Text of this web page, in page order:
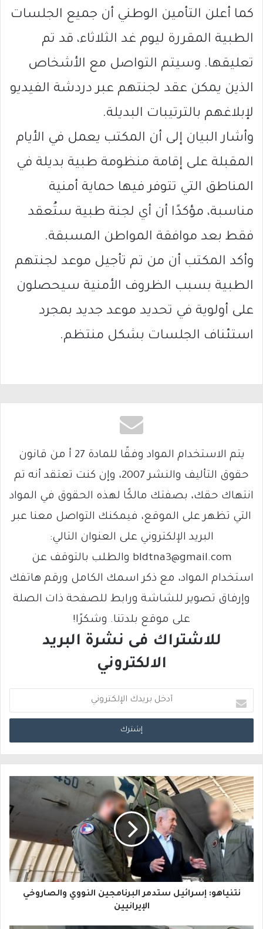
كما أعلن التأمين الوطني أن جميع الجلسات
الطبية المقررة ليوم غد الثلاثاء، قد تم
تعليقها. وسيتم التواصل مع الأشخاص
الذين يمكن عقد لجنتهم عبر دردشة الفيديو
لإبلاغهم بالترتيبات البديلة.
وأشار البيان إلى أن المكتب يعمل في الأيام
المقبلة على إقامة منظومة طبية بديلة في
المناطق التي تتوفر فيها حماية أمنية
مناسبة، مؤكدًا أن أي لجنة طبية ستُعقد
فقط بعد موافقة المواطن المسبقة.
وأكد المكتب أن من تم تأجيل موعد لجنتهم
الطبية بسبب الظروف الأمنية سيحصلون
على أولوية في تحديد موعد جديد بمجرد
استئناف الجلسات بشكل منتظم.
يتم الاستخدام المواد وفقًا للمادة 27 أ من قانون
حقوق التأليف والنشر 2007، وإن كنت تعتقد أنه تم
انتهاك حقك، بصفتك مالكًا لهذه الحقوق في المواد
التي تظهر على الموقع، فيمكنك التواصل معنا عبر
البريد الإلكتروني على العنوان التالي:
bldtna3@gmail.com والطلب بالتوقف عن
استخدام المواد، مع ذكر اسمك الكامل ورقم هاتفك
وإرفاق تصوير للشاشة ورابط للصفحة ذات الصلة
على موقع بلدتنا. وشكرًا!
للاشتراك فى نشرة البريد
الالكتروني
د
خ
ب
ر
ي
د
ك
ا
إ
نتنياهو: إسرائيل ستدمر البرنامجين النووي والصاروخي
الإيرانيين